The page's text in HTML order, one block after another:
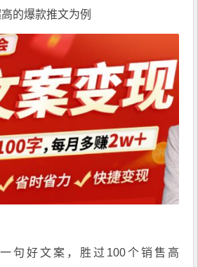
的爆款推文为例
句好文案，胜过100个销售高